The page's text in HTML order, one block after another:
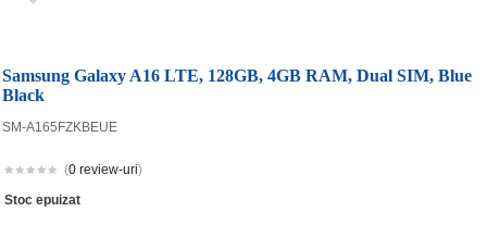
Samsung Galaxy A16 LTE, 128GB, 4GB RAM, Dual SIM, Blue
Black
SM-A165FZKBEUE
(0 review-uri)
Stoc epuizat